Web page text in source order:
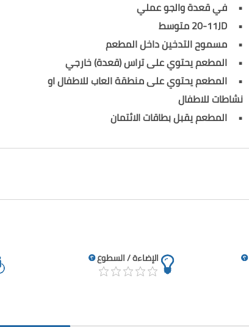
في قعدة والجو عملي
20-11JD متوسط
مسموح التدخين داخل المطعم
المطعم يحتوي على تراس (قعدة) خارجي
المطعم يحتوي على منطقة العاب للاطفال او
نشاطات للاطفال
المطعم يقبل بطاقات الائتمان
الإضاءة / السطوع